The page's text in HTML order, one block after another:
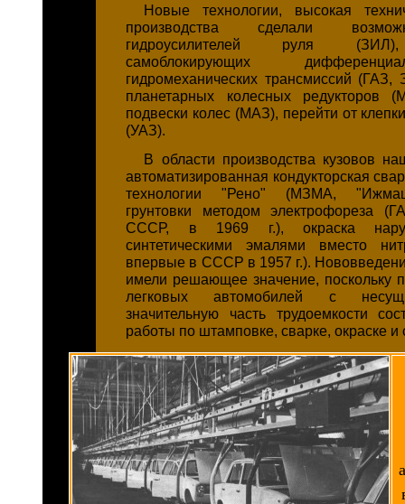
Новые технологии, высокая
производства сделали
гидроусилителей руля
самоблокирующих
гидромеханических трансмиссий
планетарных колесных редукторов
подвески колес (МАЗ), перейти от
(УАЗ).
В области производства кузовов
автоматизированная кондукторская
технологии "Рено" (МЗМА,
грунтовки методом электрофореза
СССР, в 1969 г.), окраска
синтетическими эмалями вместо
впервые в СССР в 1957 г.).
имели решающее значение, поскольку
легковых автомобилей с
значительную часть трудоемкости
работы по штамповке, сварке, окраске и